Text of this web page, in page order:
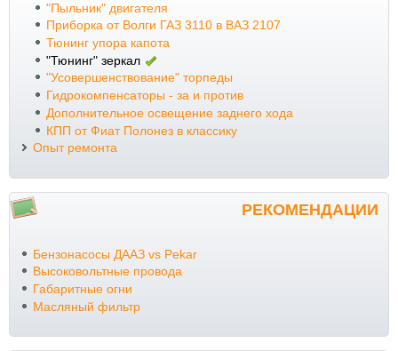
"Пыльник" двигателя
Приборка от Волги ГАЗ 3110 в ВАЗ 2107
Тюнинг упора капота
"Тюнинг" зеркал
"Усовершенствование" торпеды
Гидрокомпенсаторы - за и против
Дополнительное освещение заднего хода
КПП от Фиат Полонез в классику
Опыт ремонта
РЕКОМЕНДАЦИИ
Бензонасосы ДААЗ vs Pekar
Высоковольтные провода
Габаритные огни
Масляный фильтр